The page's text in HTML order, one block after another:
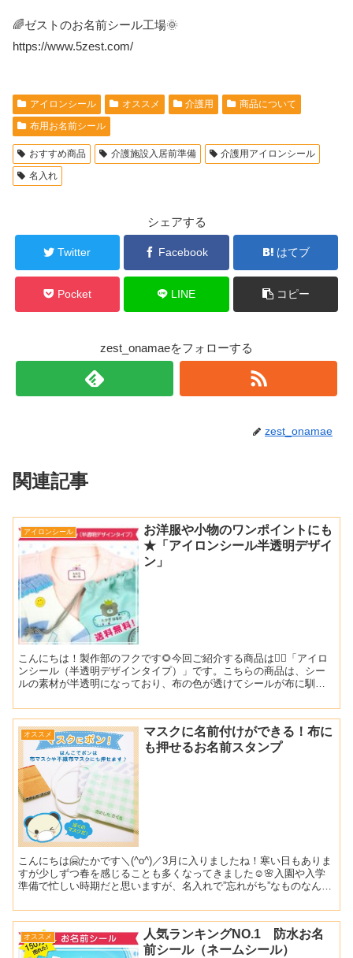
🌈ゼストのお名前シール工場🌞
https://www.5zest.com/
アイロンシール オススメ 介護用
商品について
布用お名前シール
おすすめ商品 介護施設入居前準備
介護用アイロンシール
名入れ
シェアする
Twitter Facebook はてブ
Pocket LINE コピー
zest_onamaeをフォローする
zest_onamae
関連記事
アイロンシール
お洋服や小物のワンポイントにも
★「アイロンシール半透明デザイ
ン」
こんにちは！製作部のフクです🌻今回ご紹介する商品は💁‍♀️「アイロ
ンシール（半透明デザインタイプ）」です。こちらの商品は、シー
ルの素材が半透明になっており、布の色が透けてシールが布に馴染
オススメ
マスクに名前付けができる！布に
も押せるお名前スタンプ
こんにちは🤗たかです＼(^o^)／3月に入りましたね！寒い日もありま
すが少しずつ春を感じることも多くなってきました☺🌸入園や入学
準備で忙しい時期だと思いますが、名入れで”忘れがち”なものなんだ
オススメ
人気ランキングNO.1 防水お名
前シール（ネームシール）